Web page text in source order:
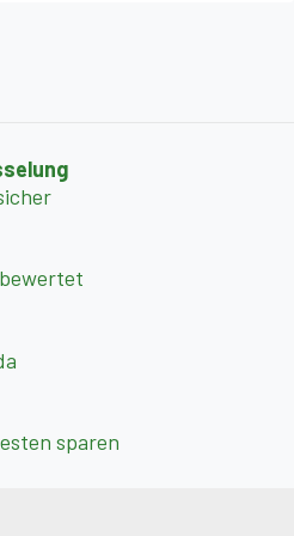
zum Entspannen
Anfrage und gegen
sparen